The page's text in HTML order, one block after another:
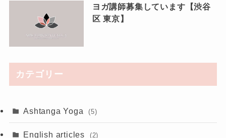
ヨガ講師募集しています【渋谷
区 東京】
カテゴリー
Ashtanga Yoga (5)
English articles (2)